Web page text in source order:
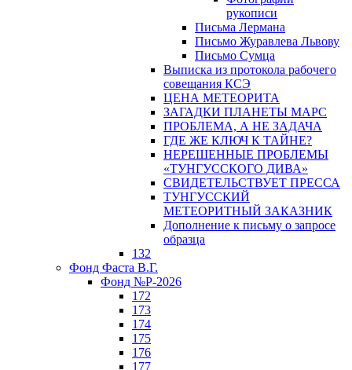
рукописи
Письма Лермана
Письмо Журавлева Львову
Письмо Сумца
Выписка из протокола рабочего
совещания КСЭ
ЦЕНА МЕТЕОРИТА
ЗАГАДКИ ПЛАНЕТЫ МАРС
ПРОБЛЕМА, А НЕ ЗАДАЧА
ГДЕ ЖЕ КЛЮЧ К ТАЙНЕ?
НЕРЕШЕННЫЕ ПРОБЛЕМЫ
«ТУНГУССКОГО ДИВА»
СВИДЕТЕЛЬСТВУЕТ ПРЕССА
ТУНГУССКИЙ
МЕТЕОРИТНЫЙ ЗАКАЗНИК
Дополнение к письму о запросе
образца
132
Фонд Фаста В.Г.
Фонд №Р-2026
172
173
174
175
176
177